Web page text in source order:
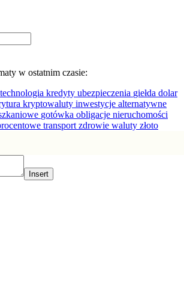
w ostatnim czasie:
technologia kredyty ubezpieczenia giełda dolar
kryptowaluty inwestycje alternatywne
gotówka obligacje nieruchomości
transport zdrowie waluty złoto
Insert